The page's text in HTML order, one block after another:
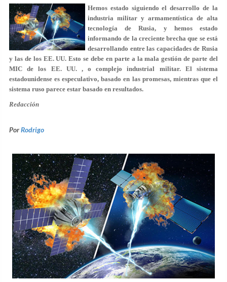
Hemos estado siguiendo el desarrollo de la
industria militar y armamentística de alta
tecnología de Rusia, y hemos estado
informando de la creciente brecha que se está
desarrollando entre las capacidades de Rusia
y las de los EE. UU. Esto se debe en parte a la mala gestión de parte del
MIC de los EE. UU. , o complejo industrial militar. El sistema
estadounidense es especulativo, basado en las promesas, mientras que el
sistema ruso parece estar basado en resultados.
Redacción
PorRodrigo